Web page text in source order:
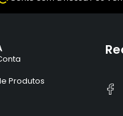
Produtos